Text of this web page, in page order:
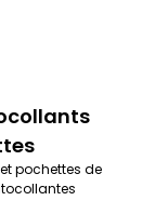
pochettes de